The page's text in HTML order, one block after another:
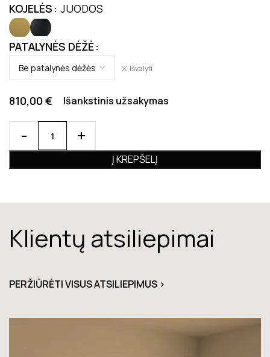
KOJELĖS JUODOS
PATALYNĖS DĖŽĖ
Išvalyti
810,00 € Išankstinis užsakymas
Į KREPŠELĮ
Klientų atsiliepimai
PERŽIŪRĖTI VISUS ATSILIEPIMUS >